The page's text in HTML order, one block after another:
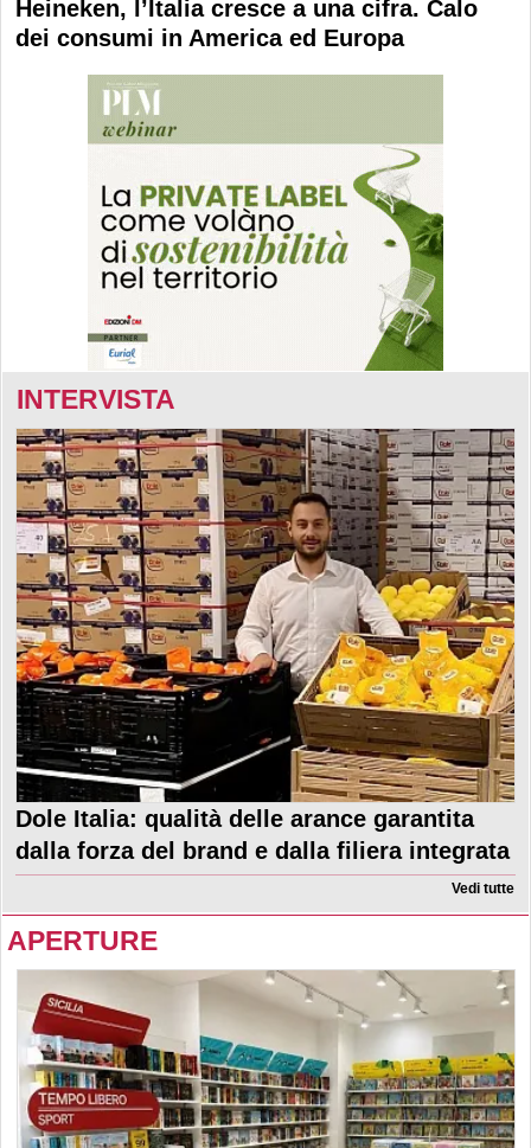
Heineken, l’Italia cresce a una cifra. Calo
dei consumi in America ed Europa
INTERVISTA
Dole Italia: qualità delle arance garantita
dalla forza del brand e dalla filiera integrata
Vedi tutte
APERTURE